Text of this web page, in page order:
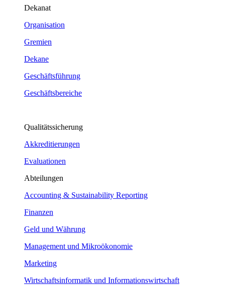
Dekanat
Organisation
Gremien
Dekane
Geschäftsführung
Geschäftsbereiche
Qualitätssicherung
Akkreditierungen
Evaluationen
Abteilungen
Accounting & Sustainability Reporting
Finanzen
Geld und Währung
Management und Mikroökonomie
Marketing
Wirtschaftsinformatik und Informationswirtschaft